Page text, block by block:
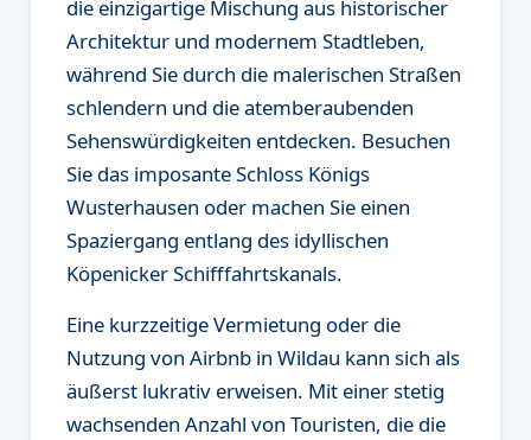
die einzigartige Mischung aus historischer
Architektur und modernem Stadtleben,
während Sie durch die malerischen Straßen
schlendern und die atemberaubenden
Sehenswürdigkeiten entdecken. Besuchen
Sie das imposante Schloss Königs
Wusterhausen oder machen Sie einen
Spaziergang entlang des idyllischen
Köpenicker Schifffahrtskanals.
Eine kurzzeitige Vermietung oder die
Nutzung von Airbnb in Wildau kann sich als
äußerst lukrativ erweisen. Mit einer stetig
wachsenden Anzahl von Touristen, die die